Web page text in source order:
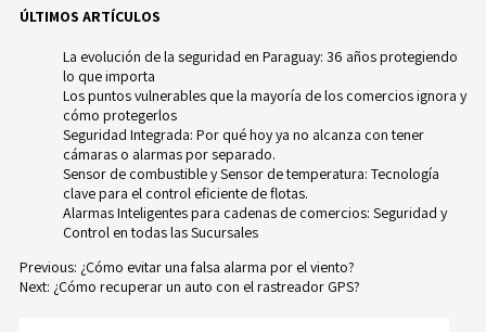
ÚLTIMOS ARTÍCULOS
La evolución de la seguridad en Paraguay: 36 años protegiendo
lo que importa
Los puntos vulnerables que la mayoría de los comercios ignora y
cómo protegerlos
Seguridad Integrada: Por qué hoy ya no alcanza con tener
cámaras o alarmas por separado.
Sensor de combustible y Sensor de temperatura: Tecnología
clave para el control eficiente de flotas.
Alarmas Inteligentes para cadenas de comercios: Seguridad y
Control en todas las Sucursales
Previous: ¿Cómo evitar una falsa alarma por el viento?
Next: ¿Cómo recuperar un auto con el rastreador GPS?